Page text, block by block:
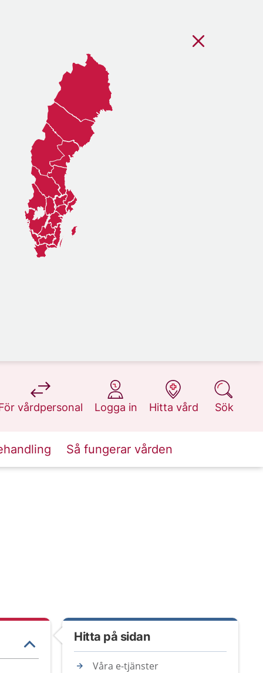
vårdpersonal
på 1177.se
Logga in
på 1177.se
Hitta vård
på 1177.se
Sök
på 1177.se
Så fungerar vården
Hitta på sidan
Våra e-tjänster